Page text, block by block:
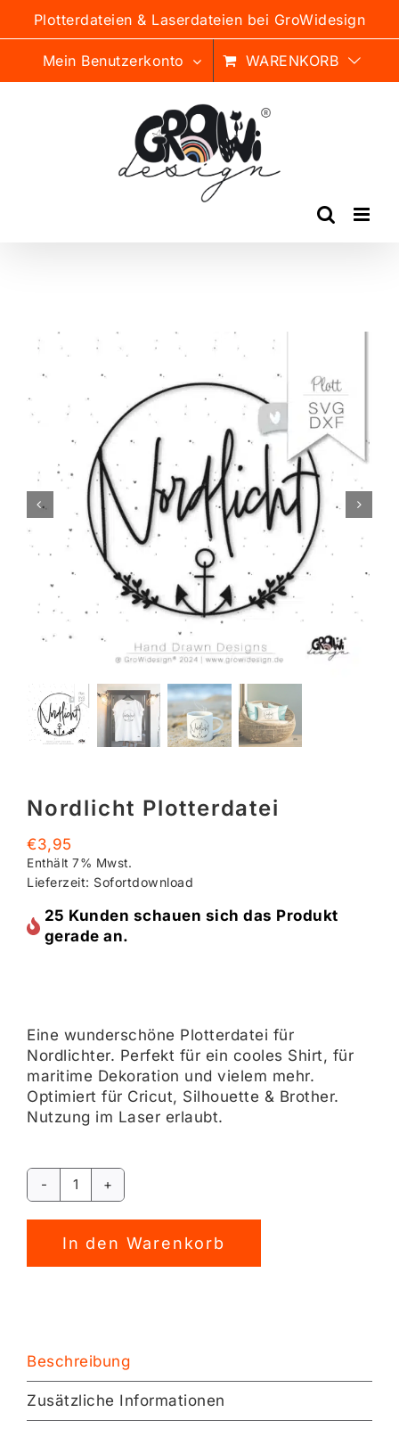
Inhalt
Plotterdateien & Laserdateien bei GroWidesign
Mein Benutzerkonto WARENKORB
Nordlicht Plotterdatei
€3,95
Enthält 7% Mwst.
Lieferzeit: Sofortdownload
25 Kunden schauen sich das Produkt
gerade an.
Eine wunderschöne Plotterdatei für
Nordlichter. Perfekt für ein cooles Shirt, für
maritime Dekoration und vielem mehr.
Optimiert für Cricut, Silhouette & Brother.
Nutzung im Laser erlaubt.
Nordlicht
[Digital]
Menge
In den Warenkorb
Alternative:
Beschreibung
Zusätzliche Informationen